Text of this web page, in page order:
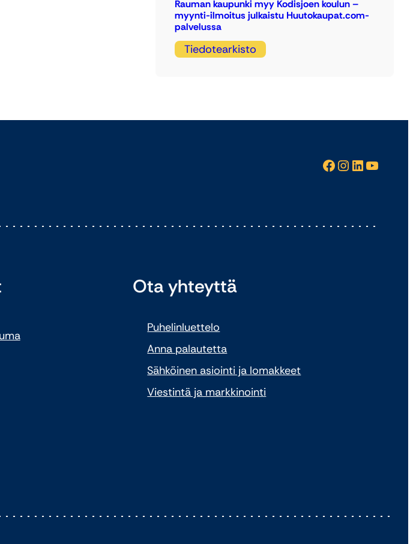
Rauman kaupunki myy Kodisjoen koulun –
myynti-ilmoitus julkaistu Huutokaupat.com-
palvelussa
Tiedotearkisto
Facebook InstagramLinkedIn YouTube
Ota yhteyttä
Puhelinluettelo
Anna palautetta
Sähköinen asiointi ja lomakkeet
Viestintä ja markkinointi